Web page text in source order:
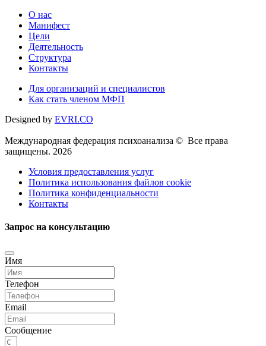
О нас
Манифест
Цели
Деятельность
Структура
Контакты
Для организаций и специалистов
Как стать членом МФП
Designed by EVRI.CO
Международная федерация психоанализа © Все права
защищены. 2026
Условия предоставления услуг
Политика использования файлов cookie
Политика конфиденциальности
Контакты
Запрос на консультацию
Имя
Телефон
Email
Сообщение